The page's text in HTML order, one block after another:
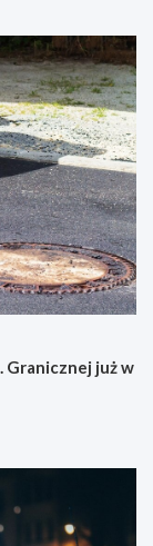
Granicznej już w